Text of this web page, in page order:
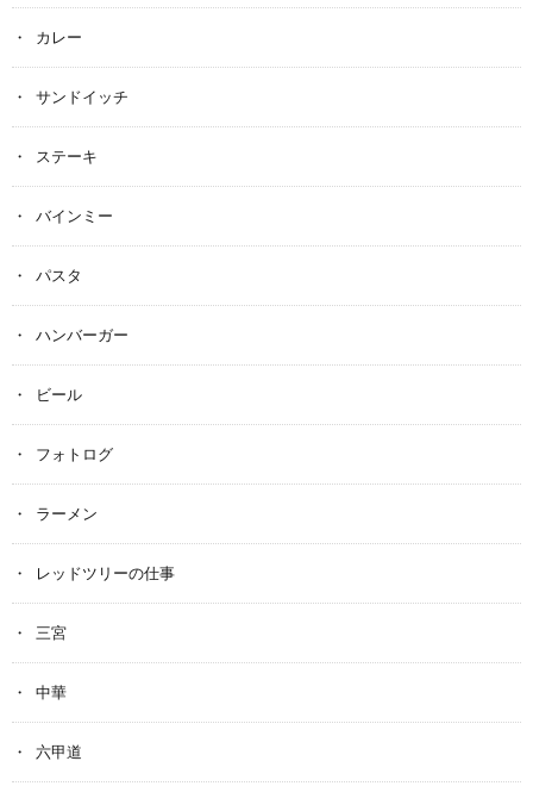
カレー
サンドイッチ
ステーキ
バインミー
パスタ
ハンバーガー
ビール
フォトログ
ラーメン
レッドツリーの仕事
三宮
中華
六甲道